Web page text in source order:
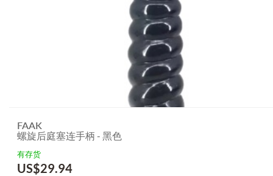
FAAK
螺旋后庭塞连手柄 - 黑色
有存货
US$29.94